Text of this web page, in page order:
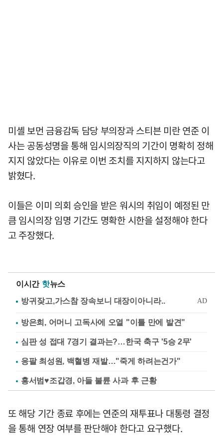
미셸 보먼 금융감독 담당 부의장과 스티븐 미란 연준 이
사는 공동성명을 통해 임시의장직의 기간이 명확히 정해
지지 않았다는 이유로 이번 조치를 지지하지 않는다고
밝혔다.
이들은 이미 의회 승인을 받은 워시의 취임이 예정된 만
큼 임시의장 임명 기간도 명확한 시한을 설정해야 한다
고 주장했다.
이시간 핫뉴스
방은희, 어머니 고독사에 오열 "이틀 만에 발견"
심판 성 접대 7경기 결과는?…한국 축구 '5승 2무'
응팔 최성원, 백혈병 재발…"죽게 하려는건가"
홍서범♥조갑경, 아들 불륜 사과 후 근황
또 해당 기간 종료 후에는 연준의 재투표나 대통령 결정
을 통해 연장 여부를 판단해야 한다고 요구했다.